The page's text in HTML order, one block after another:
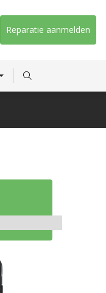
Reparatie aanmelden